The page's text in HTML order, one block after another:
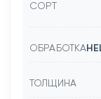
СОРТ
ОБРАБОТКА
ТОЛЩИНА